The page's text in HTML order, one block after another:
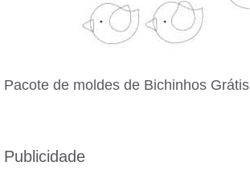
Pacote de moldes de Bichinhos Grátis
Publicidade